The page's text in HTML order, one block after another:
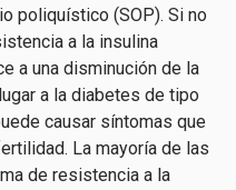
poliquístico (SOP). Si no
a la insulina
a una disminución de la
a la diabetes de tipo
causar síntomas que
La mayoría de las
de resistencia a la